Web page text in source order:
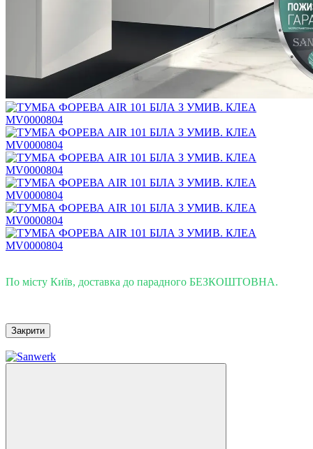
По місту Київ, доставка до парадного БЕЗКОШТОВНА.
Закрити